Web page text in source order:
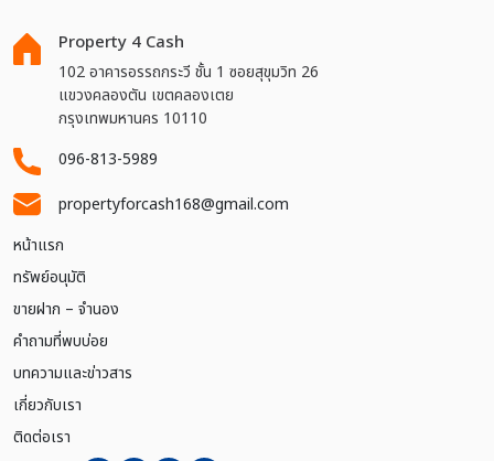
Property 4 Cash
102 อาคารอรรถกระวี ชั้น 1 ซอยสุขุมวิท 26
แขวงคลองตัน เขตคลองเตย
กรุงเทพมหานคร 10110
096-813-5989
propertyforcash168@gmail.com
หน้าแรก
ทรัพย์อนุมัติ
ขายฝาก – จำนอง
คำถามที่พบบ่อย
บทความและข่าวสาร
เกี่ยวกับเรา
ติดต่อเรา